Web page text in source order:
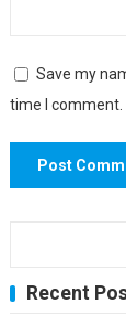
Save my
time I comment.
Recent